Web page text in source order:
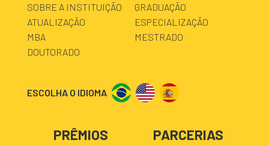
SOBRE A INSTITUIÇÃO
GRADUAÇÃO
ATUALIZAÇÃO
ESPECIALIZAÇÃO
MBA
MESTRADO
DOUTORADO
ESCOLHA O IDIOMA
PRÊMIOS PARCERIAS